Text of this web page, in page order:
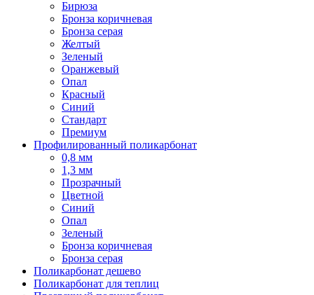
Бирюза
Бронза коричневая
Бронза серая
Желтый
Зеленый
Оранжевый
Опал
Красный
Синий
Стандарт
Премиум
Профилированный поликарбонат
0,8 мм
1,3 мм
Прозрачный
Цветной
Синий
Опал
Зеленый
Бронза коричневая
Бронза серая
Поликарбонат дешево
Поликарбонат для теплиц